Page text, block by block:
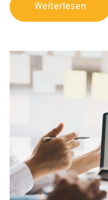
Weiterlesen